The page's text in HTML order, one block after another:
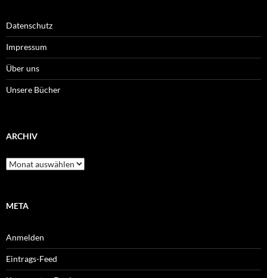
Datenschutz
Impressum
Über uns
Unsere Bücher
ARCHIV
Archiv
META
Anmelden
Eintrags-Feed